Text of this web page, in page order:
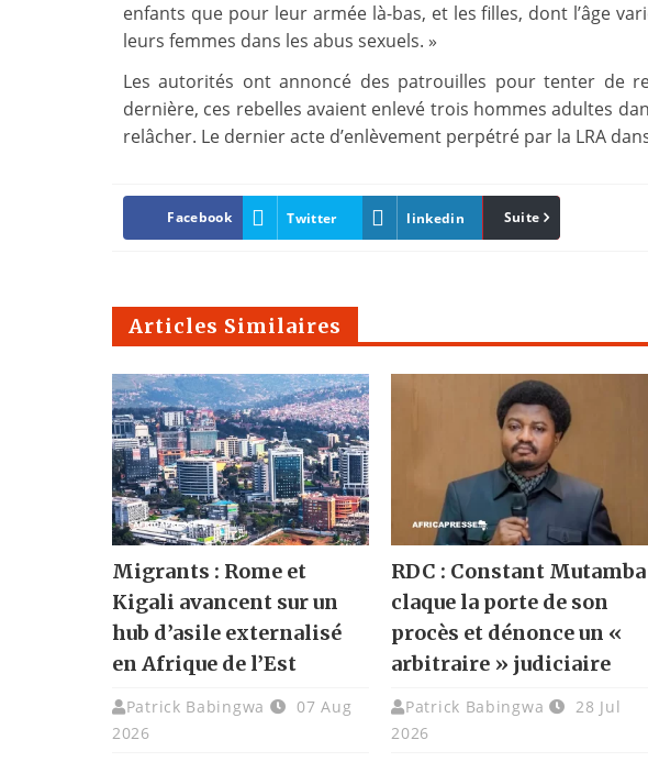
enfants que pour leur armée là-bas, et les filles, dont l’âge
leurs femmes dans les abus sexuels. »
Les autorités ont annoncé des patrouilles pour tenter de
dernière, ces rebelles avaient enlevé trois hommes adultes
relâcher. Le dernier acte d’enlèvement perpétré par la LRA
Facebook Twitter linkedin Pinterest
Suite
Articles Similaires
Migrants : Rome et
Kigali avancent sur un
hub d’asile externalisé
en Afrique de l’Est
Patrick Babingwa
07 Aug
2026
RDC : Constant Mutamba
claque la porte de son
procès et dénonce un «
arbitraire » judiciaire
Patrick Babingwa
28 Jul
2026